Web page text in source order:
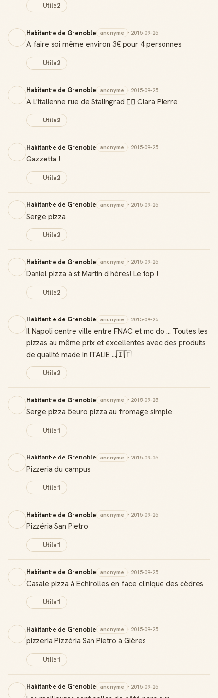
Utile2
Habitant·e de Grenoble anonyme · 2015-09-25
A faire soi même environ 3€ pour 4 personnes
Utile2
Habitant·e de Grenoble anonyme · 2015-09-25
A L'italienne rue de Stalingrad 👌🏻 Clara Pierre
Utile2
Habitant·e de Grenoble anonyme · 2015-09-25
Gazzetta !
Utile2
Habitant·e de Grenoble anonyme · 2015-09-25
Serge pizza
Utile2
Habitant·e de Grenoble anonyme · 2015-09-25
Daniel pizza à st Martin d hères! Le top !
Utile2
Habitant·e de Grenoble anonyme · 2015-09-26
Il Napoli centre ville entre FNAC et mc do ... Toutes les
pizzas au même prix et excellentes avec des produits
de qualité made in ITALIE ...🇮🇹
Utile2
Habitant·e de Grenoble anonyme · 2015-09-25
Serge pizza 5euro pizza au fromage simple
Utile1
Habitant·e de Grenoble anonyme · 2015-09-25
Pizzeria du campus
Utile1
Habitant·e de Grenoble anonyme · 2015-09-25
Pizzéria San Pietro
Utile1
Habitant·e de Grenoble anonyme · 2015-09-25
Casale pizza à Echirolles en face clinique des cèdres
Utile1
Habitant·e de Grenoble anonyme · 2015-09-25
pizzeria Pizzéria San Pietro à Gières
Utile1
Habitant·e de Grenoble anonyme · 2015-09-25
Badge Guide Local
Ton statut affiché sur toutes tes contributions